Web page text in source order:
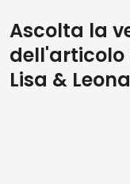
Ascolta la
dell'articolo
Lisa &